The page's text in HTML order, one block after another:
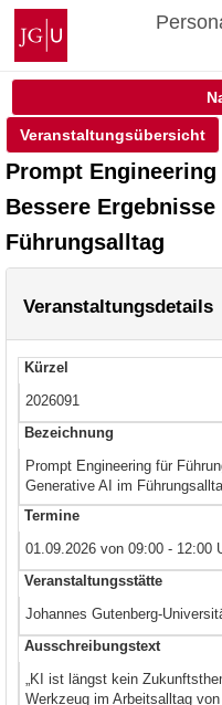
Zum
Inhalt
springen
Johannes
Gutenberg-
Universität
Veranstaltungsübersicht
Prompt
Bessere
Führungsalltag
Veranstaltungsdetails
Kürzel
2026091
Bezeichnung
Prompt Engineering für
Generative AI im
Termine
01.09.2026 von 09:00 - 12:00
Veranstaltungsstätte
Johannes Gutenberg-
Ausschreibungstext
„KI ist längst kein
Werkzeug im Arbeitsalltag